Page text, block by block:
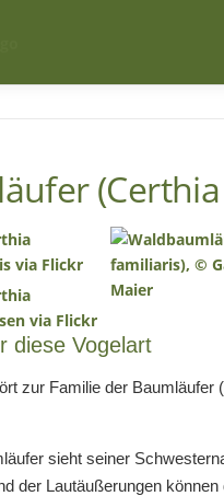
diese Vogelart
zur Familie der
sieht seiner
der Lautäußerungen